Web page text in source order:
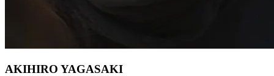
AKIHIRO YAGASAKI